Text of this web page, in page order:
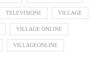
TELEVISIONE VILLAGE
VILLAGE ONLINE
VILLAGEONLINE